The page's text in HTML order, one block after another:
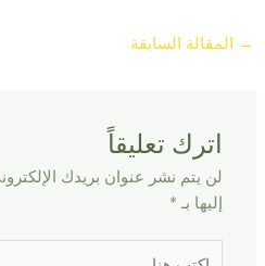
→ المقالة السابقة
اترك تعليقاً
لن يتم نشر عنوان بريدك
إليها بـ *